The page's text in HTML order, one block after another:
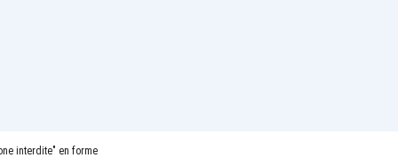
interdite" en forme